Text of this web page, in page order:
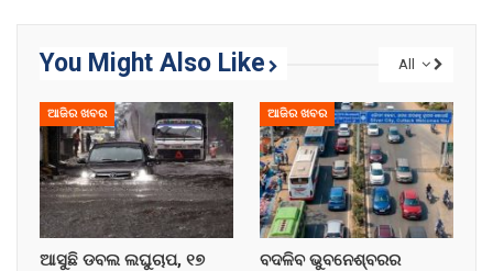
All
You Might Also Like
ଆଜିର ଖବର
ଆସୁଛି ଡବଲ ଲଘୁଚାପ, ୧୭
ଆଜିର ଖବର
ବଦଳିବ ଭୁବନେଶ୍ବରର